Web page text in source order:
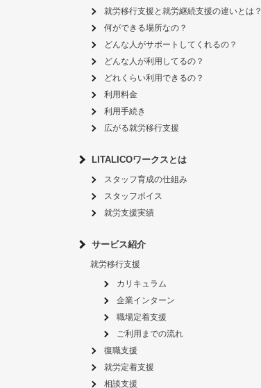
就労移行支援と就労継続支援の違いとは？
何ができる場所なの？
どんな人がサポートしてくれるの？
どんな人が利用してるの？
どれくらい利用できるの？
利用料金
利用手続き
広がる就労移行支援
LITALICOワークスとは
スタッフ育成の仕組み
スタッフボイス
就労支援実績
サービス紹介
就労移行支援
カリキュラム
企業インターン
職場定着支援
ご利用までの流れ
復職支援
就労定着支援
相談支援